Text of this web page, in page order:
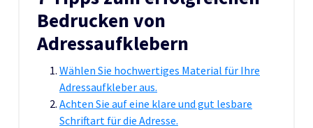
Bedrucken von
Adressaufklebern
Wählen Sie hochwertiges Material für Ihre
Adressaufkleber aus.
Achten Sie auf eine klare und gut lesbare
Schriftart für die Adresse.